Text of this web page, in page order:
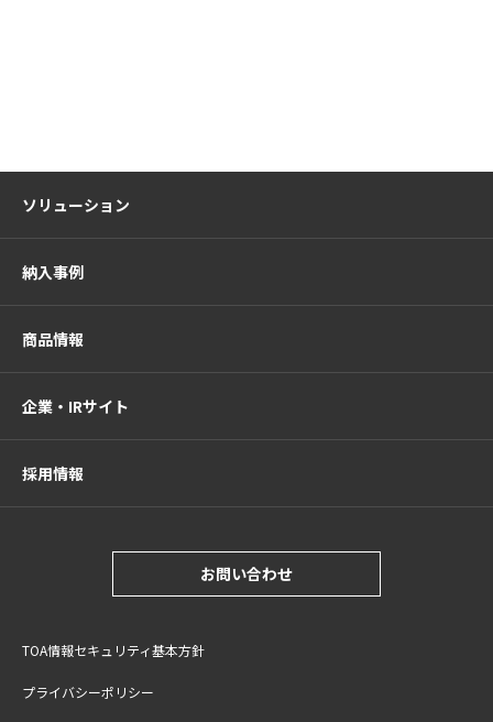
ソリューション
納入事例
商品情報
企業・IRサイト
採用情報
お問い合わせ
TOA情報セキュリティ基本方針
プライバシーポリシー